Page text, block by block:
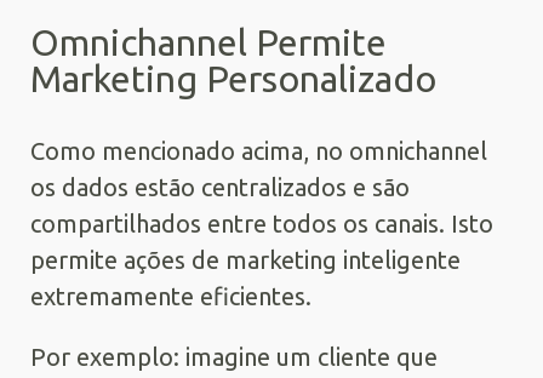
Omnichannel Permite
Marketing Personalizado
Como mencionado acima, no omnichannel
os dados estão centralizados e são
compartilhados entre todos os canais. Isto
permite ações de marketing inteligente
extremamente eficientes.
Por exemplo: imagine um cliente que